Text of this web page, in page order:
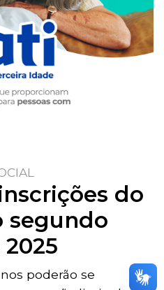
do
segundo
poderão se